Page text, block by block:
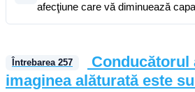
afecţiune care vă diminuează
Întrebarea 257
Conducătorul
imaginea alăturată este